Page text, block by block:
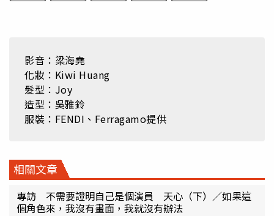
影音：梁海堯
化妝：Kiwi Huang
髮型：Joy
造型：吳雅鈴
服裝：FENDI、Ferragamo提供
相關文章
專訪 不需要證明自己是個演員 天心（下）／如果這
個角色來，我沒有畫面，我就沒有辦法